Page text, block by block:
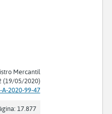
Mercantil
(19/05/2020)
A-2020-99-47
17.877